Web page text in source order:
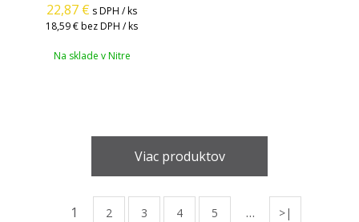
22,87 € s DPH / ks
18,59 €bez DPH / ks
Na sklade v Nitre
Viac produktov
1 2 3 4 5 … >|